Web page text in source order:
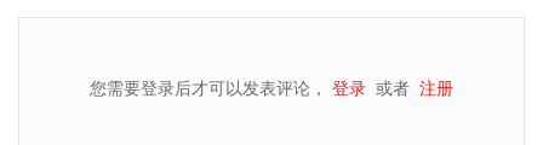
您需要登录后才可以发表评论， 登录 或者 注册